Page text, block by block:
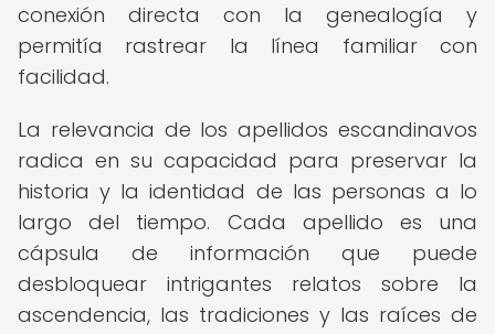
conexión directa con la genealogía y
permitía rastrear la línea familiar con
facilidad.
La relevancia de los apellidos escandinavos
radica en su capacidad para preservar la
historia y la identidad de las personas a lo
largo del tiempo. Cada apellido es una
cápsula de información que puede
desbloquear intrigantes relatos sobre la
ascendencia, las tradiciones y las raíces de